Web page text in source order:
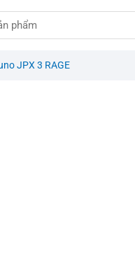
JPX 3 RAGE